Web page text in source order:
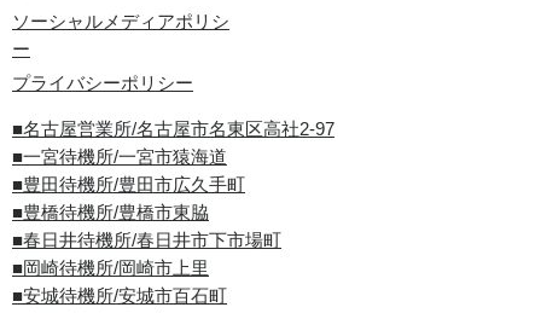
ソーシャルメディアポリシ
ー
プライバシーポリシー
■名古屋営業所/名古屋市名東区高社2-97
■一宮待機所/一宮市猿海道
■豊田待機所/豊田市広久手町
■豊橋待機所/豊橋市東脇
■春日井待機所/春日井市下市場町
■岡崎待機所/岡崎市上里
■安城待機所/安城市百石町